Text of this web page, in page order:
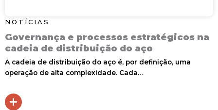
NOTÍCIAS
Governança e processos estratégicos na
cadeia de distribuição do aço
A cadeia de distribuição do aço é, por definição, uma
operação de alta complexidade. Cada…